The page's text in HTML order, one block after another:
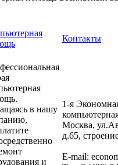
Контакты
в нашу
и
1-я
Москва,
д.65,
E-mail: